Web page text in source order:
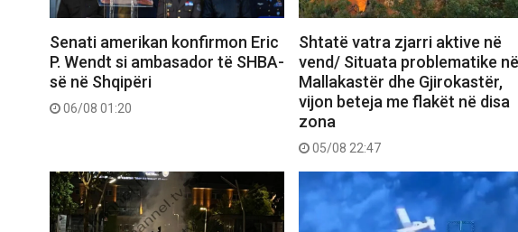
Senati amerikan konfirmon Eric
P. Wendt si ambasador të SHBA-
së në Shqipëri
06/08 01:20
Shtatë vatra zjarri aktive në
vend/ Situata problematike në
Mallakastër dhe Gjirokastër,
vijon beteja me flakët në disa
zona
05/08 22:47